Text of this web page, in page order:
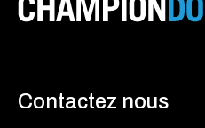
Contactez nous